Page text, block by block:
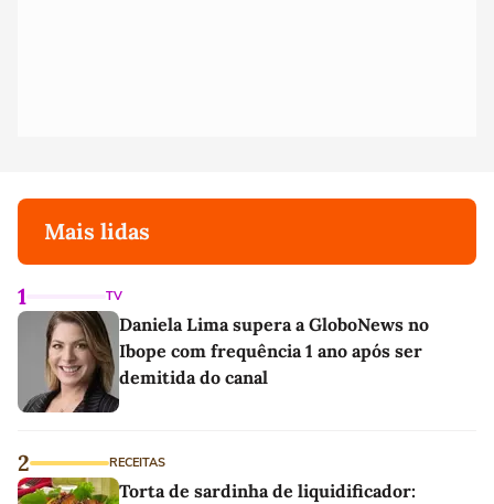
Mais lidas
1 TV
Daniela Lima supera a GloboNews no
Ibope com frequência 1 ano após ser
demitida do canal
2 RECEITAS
Torta de sardinha de liquidificador: